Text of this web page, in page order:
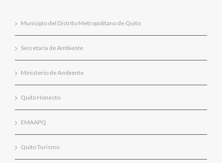
Municipio del Distrito Metropolitano de Quito
Secretaría de Ambiente
Ministerio de Ambiente
Quito Honesto
EMAAPQ
Quito Turismo